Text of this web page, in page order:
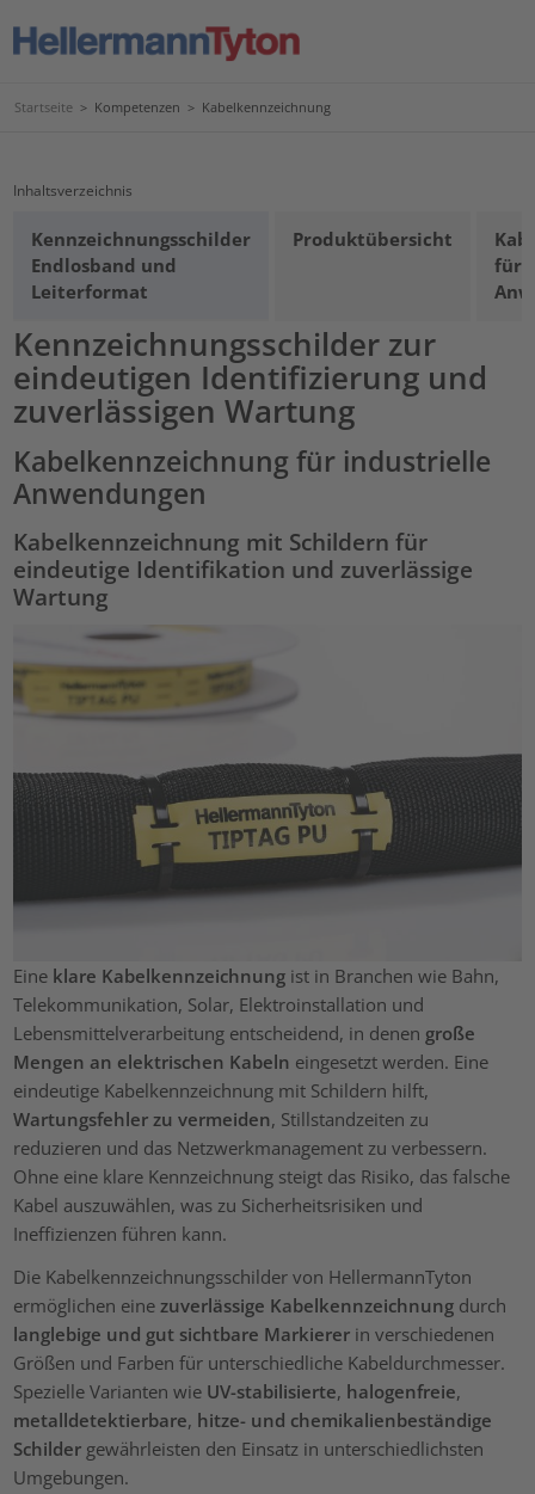
Startseite > Kompetenzen > Kabelkennzeichnung
Inhaltsverzeichnis
Kennzeichnungsschilder
Endlosband und
Leiterformat
Produktübersicht
für
Kennzeichnungsschilder zur
eindeutigen Identifizierung und
zuverlässigen Wartung
Kabelkennzeichnung für industrielle
Anwendungen
Kabelkennzeichnung mit Schildern für
eindeutige Identifikation und zuverlässige
Wartung
Eine klare Kabelkennzeichnung ist in Branchen wie Bahn,
Telekommunikation, Solar, Elektroinstallation und
Lebensmittelverarbeitung entscheidend, in denen große
Mengen an elektrischen Kabeln eingesetzt werden. Eine
eindeutige Kabelkennzeichnung mit Schildern hilft,
Wartungsfehler zu vermeiden, Stillstandzeiten zu
reduzieren und das Netzwerkmanagement zu verbessern.
Ohne eine klare Kennzeichnung steigt das Risiko, das falsche
Kabel auszuwählen, was zu Sicherheitsrisiken und
Ineffizienzen führen kann.
Die Kabelkennzeichnungsschilder von HellermannTyton
ermöglichen eine zuverlässige Kabelkennzeichnung durch
langlebige und gut sichtbare Markierer in verschiedenen
Größen und Farben für unterschiedliche Kabeldurchmesser.
Spezielle Varianten wie UV-stabilisierte, halogenfreie,
metalldetektierbare, hitze- und chemikalienbeständige
Schilder gewährleisten den Einsatz in unterschiedlichsten
Umgebungen.